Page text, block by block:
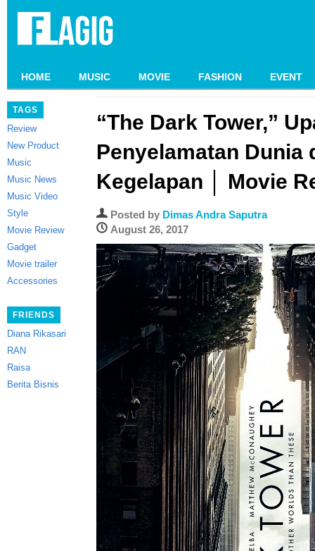
HOME MUSIC MOVIE FASHION EVENT
TAGS
Review
New Product
Music
Music News
Music Video
Style
Movie Review
Gadget
Movie trailer
Accessories
FRIENDS
Diana Rikasari
RAN
Raisa
Berita Bisnis
“The Dark Tower,”
Penyelamatan Dunia
Kegelapan │ Movie
Posted by Dimas Andra Saputra
August 26, 2017